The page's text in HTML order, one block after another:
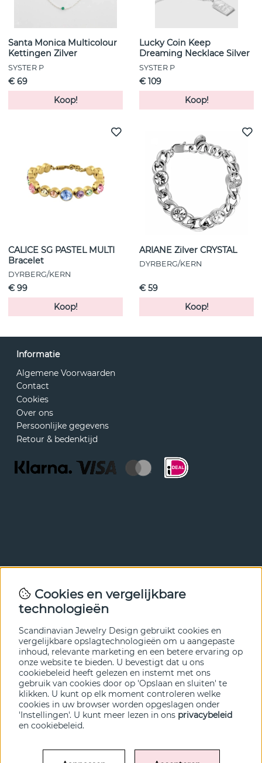
Santa Monica Multicolour
Kettingen Zilver
SYSTER P
€ 69
Koop!
Lucky Coin Keep
Dreaming Necklace Silver
SYSTER P
€ 109
Koop!
CALICE SG PASTEL MULTI
Bracelet
DYRBERG/KERN
€ 99
Koop!
ARIANE Zilver CRYSTAL
DYRBERG/KERN
€ 59
Koop!
Informatie
Algemene Voorwaarden
Contact
Cookies
Over ons
Persoonlijke gegevens
Retour & bedenktijd
Met onze nieuwsbrief ben je als eerste op de hoogte van
nieuws en aanbiedingen. Meld je hieronder aan.
VERZENDEN
Cookies en vergelijkbare
technologieën
Scandinavian Jewelry Design gebruikt cookies en
vergelijkbare opslagtechnologieën om u aangepaste
inhoud, relevante marketing en een betere ervaring op
onze website te bieden. U bevestigt dat u ons
cookiebeleid heeft gelezen en instemt met ons
gebruik van cookies door op 'Opslaan en sluiten' te
klikken. U kunt op elk moment controleren welke
cookies in uw browser worden opgeslagen onder
'Instellingen'. U kunt meer lezen in ons privacybeleid
en cookiebeleid.